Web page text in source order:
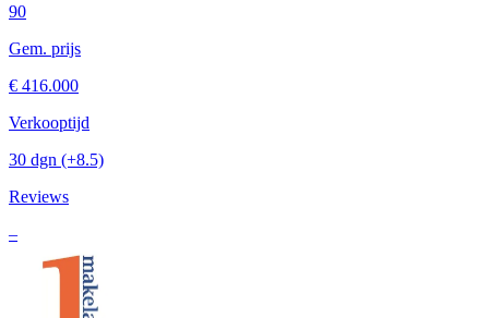
90
Gem. prijs
€ 416.000
Verkooptijd
30 dgn (+8.5)
Reviews
–